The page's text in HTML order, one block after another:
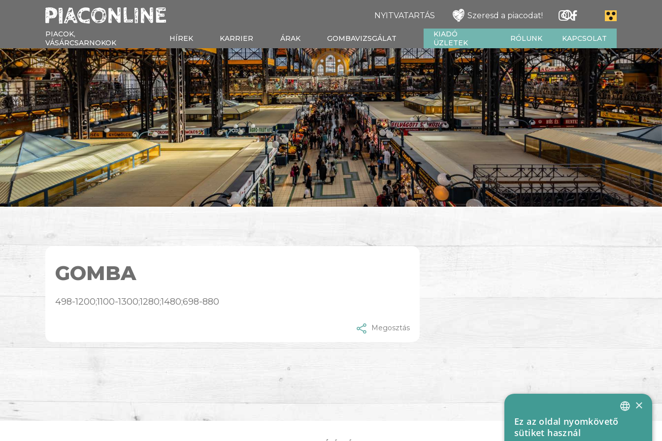
NYITVATARTÁS Szeresd a piacodat!
PIACOK,
VÁSÁRCSARNOKOK
HÍREK KARRIER ÁRAK GOMBAVIZSGÁLAT
KIADÓ
ÜZLETEK
RÓLUNK KAPCSOLAT
GOMBA
498-1200;1100-1300;1280;1480;698-880
Megosztás
HUNGARIAN
×
Ez az oldal nyomkövető
sütiket használ